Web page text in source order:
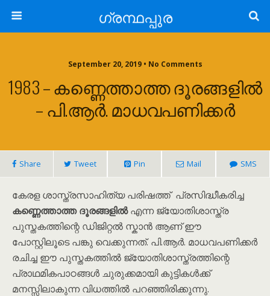
ഗ്രന്ഥപ്പുര
September 20, 2019 • No Comments
1983 – കണ്ണെത്താത്ത ദൂരങ്ങളിൽ
– പി.ആർ. മാധവപണിക്കർ
Share Tweet Pin Mail SMS
കേരള ശാസ്ത്രസാഹിത്യ പരിഷത്ത് പ്രസിദ്ധീകരിച്ച
കണ്ണെത്താത്ത ദൂരങ്ങളിൽഎന്ന ജ്യോതിശാസ്ത്ര
പുസ്തകത്തിന്റെ ഡിജിറ്റൽ സ്കാൻ ആണ് ഈ
പോസ്റ്റിലൂടെ പങ്കു വെക്കുന്നത്. പി.ആർ. മാധവപണിക്കർ
രചിച്ച ഈ പുസ്തകത്തിൽ ജ്യോതിശാസ്ത്രത്തിന്റെ
പ്രാഥമികപാഠങ്ങൾ ചുരുക്കമായി കുട്ടികൾക്ക്
മനസ്സിലാകുന്ന വിധത്തിൽ പറഞ്ഞിരിക്കുന്നു.